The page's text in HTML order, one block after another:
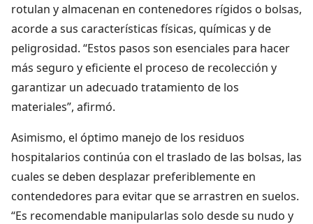
rotulan y almacenan en contenedores rígidos o bolsas,
acorde a sus características físicas, químicas y de
peligrosidad. “Estos pasos son esenciales para hacer
más seguro y eficiente el proceso de recolección y
garantizar un adecuado tratamiento de los
materiales”, afirmó.
Asimismo, el óptimo manejo de los residuos
hospitalarios continúa con el traslado de las bolsas, las
cuales se deben desplazar preferiblemente en
contendedores para evitar que se arrastren en suelos.
“Es recomendable manipularlas solo desde su nudo y